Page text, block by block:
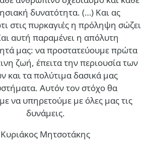
δυνατότητα. (…) Και ας
στις πυρκαγιές η πρόληψη σώζει
αυτή παραμένει η απόλυτη
μας: να προστατεύουμε πρώτα
ζωή, έπειτα την περιουσία των
και τα πολύτιμα δασικά μας
Αυτόν τον στόχο θα
να υπηρετούμε με όλες μας τις
δυνάμεις.
Κυριάκος Μητσοτάκης